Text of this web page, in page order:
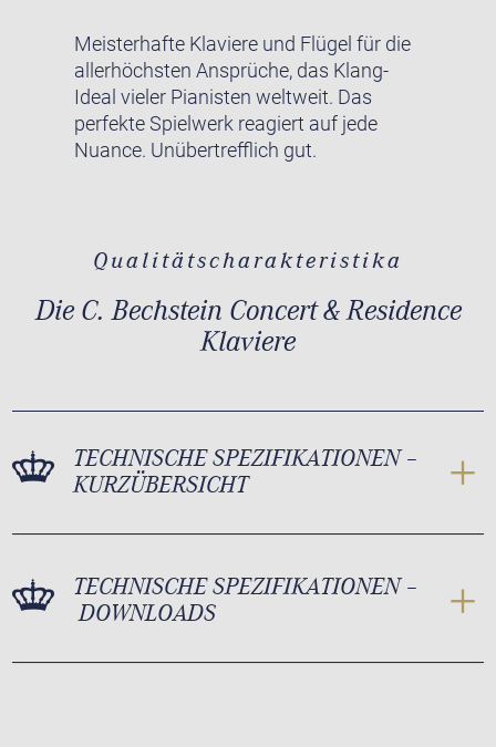
Meisterhafte Klaviere und Flügel für die
allerhöchsten Ansprüche, das Klang-
Ideal vieler Pianisten weltweit. Das
perfekte Spielwerk reagiert auf jede
Nuance. Unübertrefflich gut.
Qualitätscharakteristika
Die C. Bechstein Concert & Residence
Klaviere
TECHNISCHE SPEZIFIKATIONEN –
KURZÜBERSICHT
TECHNISCHE SPEZIFIKATIONEN –
DOWNLOADS